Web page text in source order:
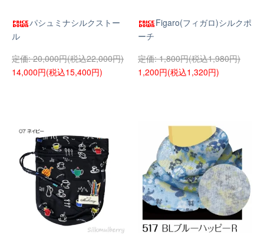
パシュミナシルクストー
ル
20,000円(税込22,000円)
14,000円(税込15,400円)
Figaro(フィガロ)シルクポ
ーチ
1,800円(税込1,980円)
1,200円(税込1,320円)